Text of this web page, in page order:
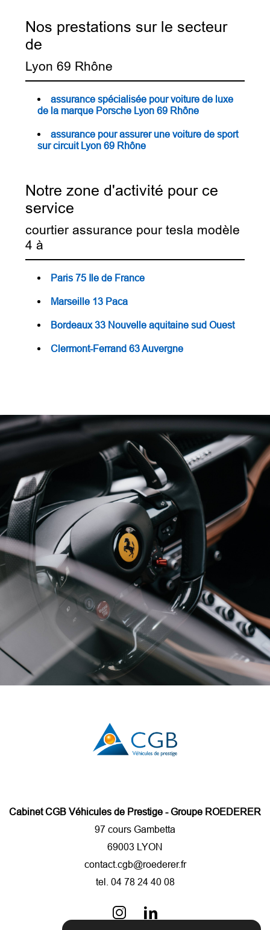
Nos prestations sur le secteur
de
Lyon 69 Rhône
assurance spécialisée pour voiture de luxe
de la marque Porsche Lyon 69 Rhône
assurance pour assurer une voiture de sport
sur circuit Lyon 69 Rhône
Notre zone d'activité pour ce
service
courtier assurance pour tesla modèle
4 à
Paris 75 Ile de France
Marseille 13 Paca
Bordeaux 33 Nouvelle aquitaine sud Ouest
Clermont-Ferrand 63 Auvergne
Cabinet CGB Véhicules de Prestige - Groupe ROEDERER
97 cours Gambetta
69003 LYON
contact.cgb@roederer.fr
tel. 04 78 24 40 08